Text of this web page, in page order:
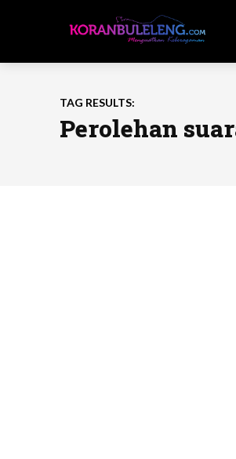
TAG RESULTS:
Perolehan